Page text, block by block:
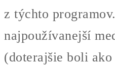
z týchto
najpoužívanejší
(doterajšie boli